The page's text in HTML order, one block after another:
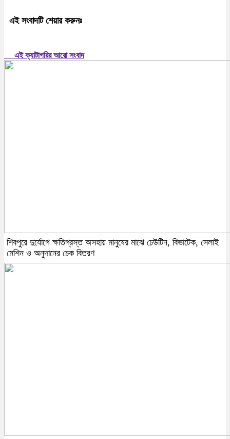
এই সংবাদটি শেয়ার করুনঃ
এই ক্যাটাগরির আরো সংবাদ
শিবপুরে দুর্যোগে ক্ষতিগ্রস্ত অসহায় মানুষের মাঝে ঢেউটিন, বিভাটেক, সেলাই
মেশিন ও অনুদানের চেক বিতরণ